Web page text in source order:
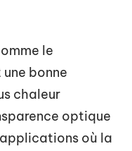
le
bonne
chaleur
optique
où la